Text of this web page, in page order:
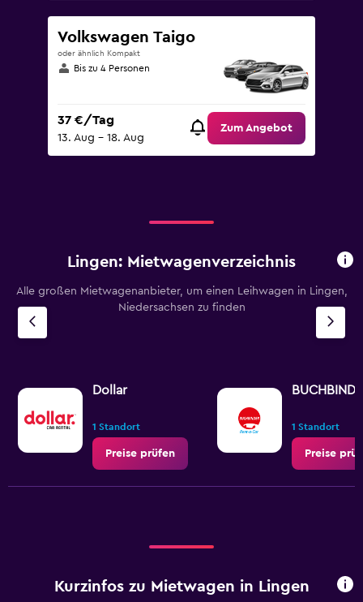
Volkswagen Taigo
oder ähnlich Kompakt
Bis zu 4 Personen
37 €/Tag
13. Aug – 18. Aug
Zum Angebot
Lingen: Mietwagenverzeichnis
Alle großen Mietwagenanbieter, um einen Leihwagen in Lingen,
Niedersachsen zu finden
Dollar
1 Standort
Preise prüfen
1 Standort
Preise
Kurzinfos zu Mietwagen in Lingen